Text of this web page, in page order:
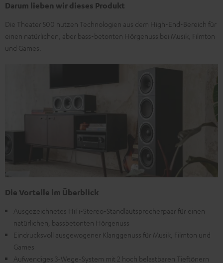
Darum lieben wir dieses Produkt
Die Theater 500 nutzen Technologien aus dem High-End-Bereich für
einen natürlichen, aber bass-betonten Hörgenuss bei Musik, Filmton
und Games.
Die Vorteile im Überblick
Ausgezeichnetes HiFi-Stereo-Standlautsprecherpaar für einen
natürlichen, bassbetonten Hörgenuss
Eindrucksvoll ausgewogener Klanggenuss für Musik, Filmton und
Games
Aufwendiges 3-Wege-System mit 2 hoch belastbaren Tieftönern